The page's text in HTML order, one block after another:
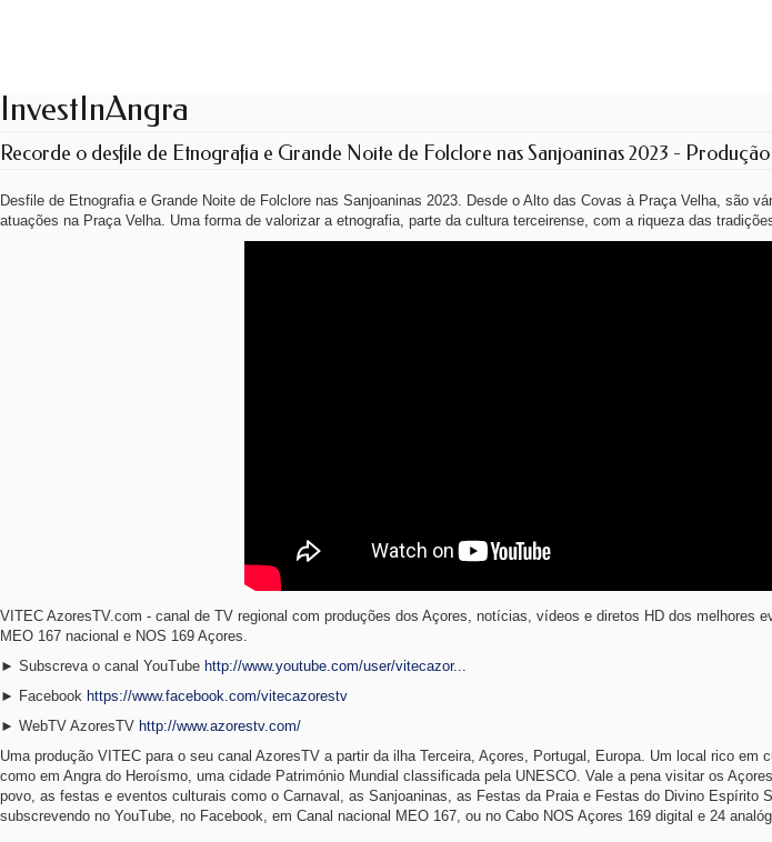
InvestInAngra
Recorde o desfile de Etnografia e Grande Noite de Folclore nas Sanjoaninas 2023 -
Desfile de Etnografia e Grande Noite de Folclore nas Sanjoaninas 2023. Desde o Alto das Covas à Praça Velha, são
atuações na Praça Velha. Uma forma de valorizar a etnografia, parte da cultura terceirense, com a riqueza das
VITEC AzoresTV.com - canal de TV regional com produções dos Açores, notícias, vídeos e diretos HD dos melhores
MEO 167 nacional e NOS 169 Açores.
► Subscreva o canal YouTube http://www.youtube.com/user/vitecazor...
► Facebook https://www.facebook.com/vitecazorestv
► WebTV AzoresTV http://www.azorestv.com/
Uma produção VITEC para o seu canal AzoresTV a partir da ilha Terceira, Açores, Portugal, Europa. Um local rico em
como em Angra do Heroísmo, uma cidade Património Mundial classificada pela UNESCO. Vale a pena visitar os
povo, as festas e eventos culturais como o Carnaval, as Sanjoaninas, as Festas da Praia e Festas do Divino Espírito
subscrevendo no YouTube, no Facebook, em Canal nacional MEO 167, ou no Cabo NOS Açores 169 digital e 24